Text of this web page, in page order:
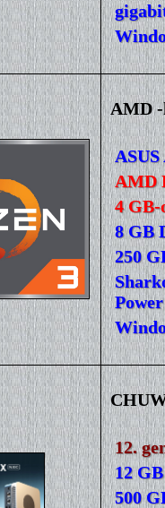
AMD
ASUS
AMD
4
8 GB
250
12.
12
500